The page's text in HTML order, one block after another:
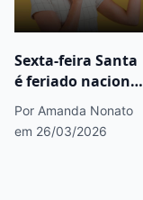
Sexta-feira Santa
é feriado nacional
em 2026?
Por Amanda Nonato
em 26/03/2026